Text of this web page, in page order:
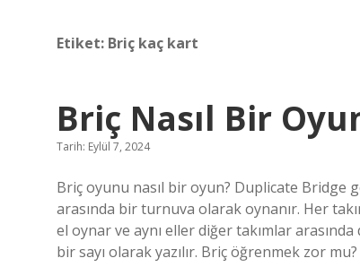
Etiket: Briç kaç kart
Briç Nasıl Bir
Tarih: Eylül 7, 2024
Briç oyunu nasıl bir oyun? Duplicate Bridge
arasında bir turnuva olarak oynanır. Her
el oynar ve aynı eller diğer takımlar
bir sayı olarak yazılır. Briç öğrenmek zor